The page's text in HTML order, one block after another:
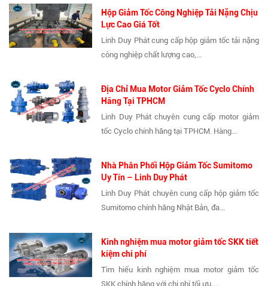
Hộp Giảm Tốc Công Nghiệp Tải Nặng Chịu
Lực Cao Giá Tốt
Linh Duy Phát cung cấp hộp giảm tốc tải nặng
công nghiệp chất lượng cao,...
Địa Chỉ Mua Motor Giảm Tốc Cyclo Chính
Hãng Tại TPHCM
Linh Duy Phát chuyên cung cấp motor giảm
tốc Cyclo chính hãng tại TPHCM. Hàng...
Nhà Phân Phối Hộp Giảm Tốc Sumitomo
Uy Tín – Linh Duy Phát
Linh Duy Phát chuyên cung cấp hộp giảm tốc
Sumitomo chính hãng Nhật Bản, đa...
Kinh nghiệm mua motor giảm tốc SKK tiết
kiệm chi phí
Tìm hiểu kinh nghiệm mua motor giảm tốc
SKK chính hãng với chi phí tối ưu....